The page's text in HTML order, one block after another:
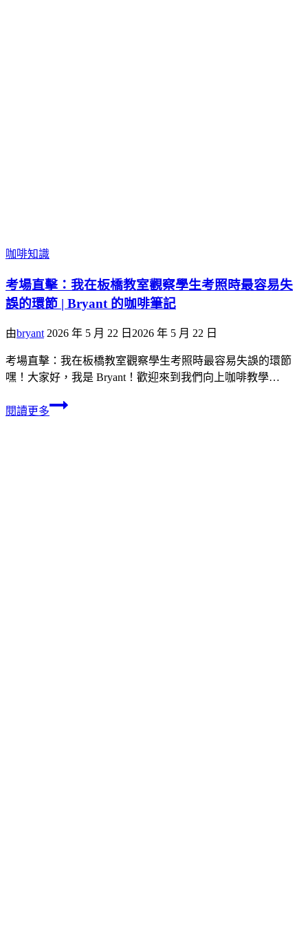
咖啡知識
考場直擊：我在板橋教室觀察學生考照時最容易失
誤的環節 | Bryant 的咖啡筆記
由bryant 2026 年 5 月 22 日 2026 年 5 月 22 日
考場直擊：我在板橋教室觀察學生考照時最容易失誤的環節
嘿！大家好，我是 Bryant！歡迎來到我們向上咖啡教學…
閱讀更多